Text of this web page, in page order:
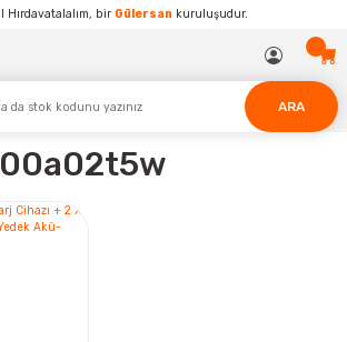
Hırdavatalalım, bir Gülersan kuruluşudur.
ARA